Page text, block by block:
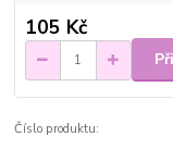
105 Kč
Číslo produktu: